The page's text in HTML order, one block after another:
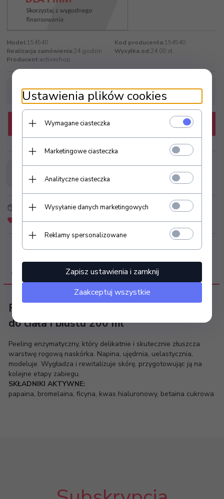
OPIS PRODUKTU
Farmona Enzymatyczny peeling w piance
do ciała i biustu 200 ml
Peeling enzymatyczny, który delikatnie i skutecznie złuszcza
warstwę rogową naskórka. Napina, ujędrnia, uelastycznia,
modeluje. Wygładza i rewitalizuje skórę, przygotowując ją na
kolejne etapy zabiegu.
SKŁADNIKI AKTYWNE:
papaina, bromelaina, ficyna, kwas hialuronowy, betaina cukrowa
Model:154540 Kod producenta:154540
Realizacja zamówienia:24 godzin Wysyłka od:24.00 zł
Producent:activeshop
KUP TERAZ
Strefa Klienta
Złóż zapytanie ofertowe
Dodaj do schowka
Zapytaj o produkt
Ustawienia plików cookies
Wymagane ciasteczka
Marketingowe ciasteczka
Analityczne ciasteczka
Wysyłanie danych marketingowych
Reklamy spersonalizowane
Zapisz ustawienia i zamknij
Zaakceptuj wszystkie